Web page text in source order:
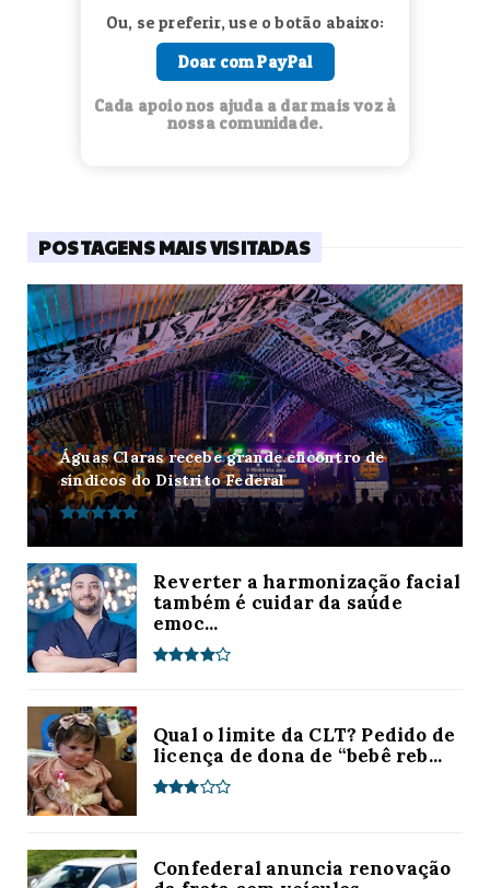
Ou, se preferir, use o botão abaixo:
Doar com PayPal
Cada apoio nos ajuda a dar mais voz à
nossa comunidade.
POSTAGENS MAIS VISITADAS
Águas Claras recebe grande encontro de
síndicos do Distrito Federal
Reverter a harmonização facial
também é cuidar da saúde
emoc...
Qual o limite da CLT? Pedido de
licença de dona de “bebê reb...
Confederal anuncia renovação